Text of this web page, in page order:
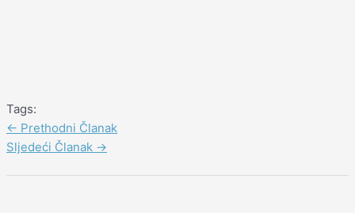
Tags:
← Prethodni Članak
Sljedeći Članak →